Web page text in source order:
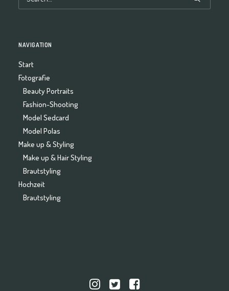
NAVIGATION
Start
Fotografie
Beauty Portraits
Fashion-Shooting
Model Sedcard
Model Polas
Make up & Styling
Make up & Hair Styling
Brautstyling
Hochzeit
Brautstyling